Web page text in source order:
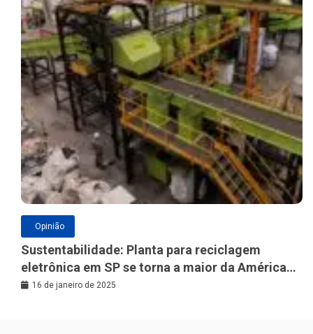
Opinião
Sustentabilidade: Planta para reciclagem
eletrônica em SP se torna a maior da América
Latina
16 de janeiro de 2025